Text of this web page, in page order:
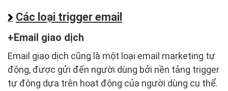
Các loại trigger email
Email giao dịch
Email giao dịch cũng là một loại email marketing tự
động, được gửi đến người dùng bởi nền tảng trigger
tự động dựa trên hoạt động của người dùng cụ thể.